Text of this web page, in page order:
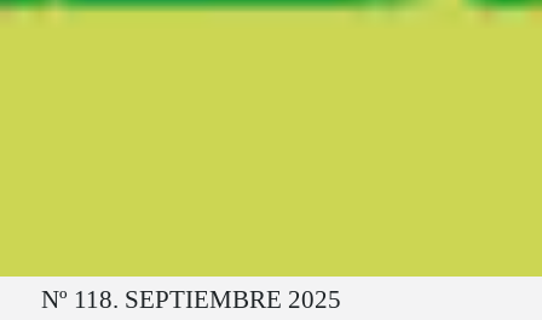
Ruta del sitio
Nº 118. SEPTIEMBRE 2025